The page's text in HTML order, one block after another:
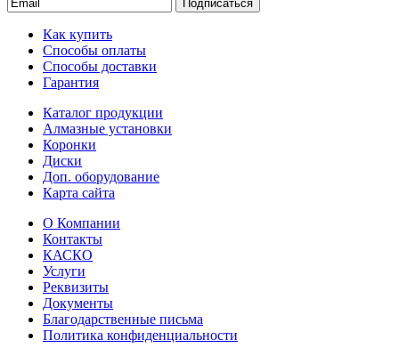
Подписаться
Как купить
Способы оплаты
Способы доставки
Гарантия
Каталог продукции
Алмазные установки
Коронки
Диски
Доп. оборудование
Карта сайта
О Компании
Контакты
КАСКО
Услуги
Реквизиты
Документы
Благодарственные письма
Политика конфиденциальности